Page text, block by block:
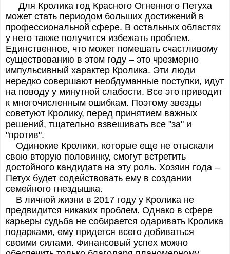
Для Кролика год Красного Огненного Петуха
может стать периодом больших достижений в
профессиональной сфере. В остальных областях
у него также получится избежать проблем.
Единственное, что может помешать счастливому
существованию в этом году – это чрезмерно
импульсивный характер Кролика. Эти люди
нередко совершают необдуманные поступки, идут
на поводу у минутной слабости. Все это приводит
к многочисленным ошибкам. Поэтому звезды
советуют Кролику, перед принятием важных
решений, тщательно взвешивать все "за" и
"против".
Одинокие Кролики, которые еще не отыскали
свою вторую половинку, смогут встретить
достойного кандидата на эту роль. Хозяин года –
Петух будет содействовать ему в создании
семейного гнездышка.
В личной жизни в 2017 году у Кролика не
предвидится никаких проблем. Однако в сфере
карьеры судьба не собирается одаривать Кролика
подарками, ему придется всего добиваться
своими силами. Финансовый успех можно